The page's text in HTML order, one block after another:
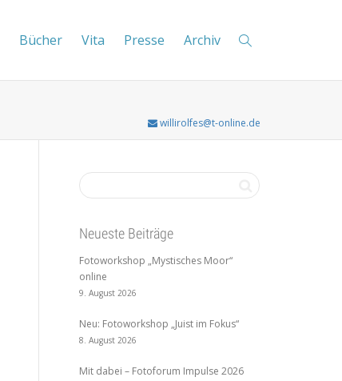
Bücher Vita Presse Archiv
willirolfes@t-online.de
Neueste Beiträge
Fotoworkshop „Mystisches Moor“
online
9. August 2026
Neu: Fotoworkshop „Juist im Fokus“
8. August 2026
Mit dabei – Fotoforum Impulse 2026